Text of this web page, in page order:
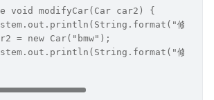
void modifyCar(Car car2) {
修改之
= new Car("bmw");
修改之